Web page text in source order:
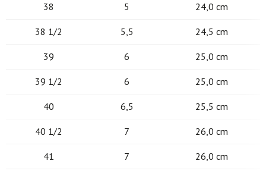
38 5 24,0 cm
38 1/2 5,5 24,5 cm
39 6 25,0 cm
39 1/2 6 25,0 cm
40 6,5 25,5 cm
40 1/2 7 26,0 cm
41 7 26,0 cm